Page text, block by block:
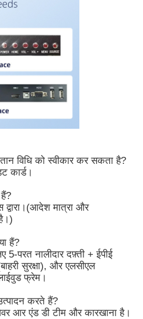
विधि को स्वीकार कर सकता है?
कार्ड।
मात्रा और
हैं?
परत नालीदार दफ़्ती + ईपीई
सुरक्षा), और एलसीएल
फ्रेम।
करते हैं?
आर एंड डी टीम और कारखाना है।